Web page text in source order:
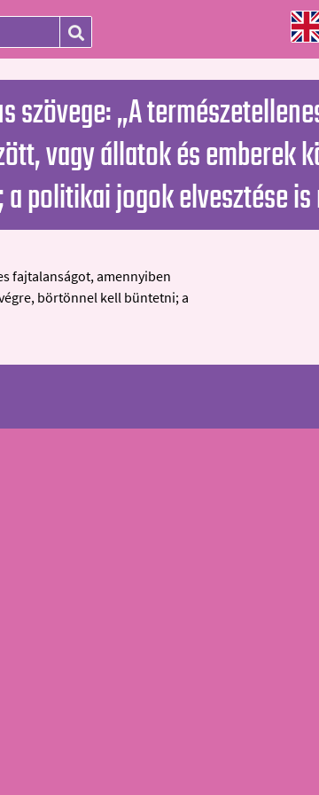
szövege: „A
vagy állatok és emberek
politikai jogok elvesztése
fajtalanságot, amennyiben
börtönnel kell büntetni; a